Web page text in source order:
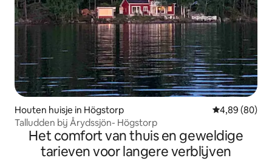
Houten huisje in Högstorp Gemiddelde
4,89 (80)
Talludden bij Årydssjön- Högstorp
Het comfort van thuis en geweldige
tarieven voor langere verblijven